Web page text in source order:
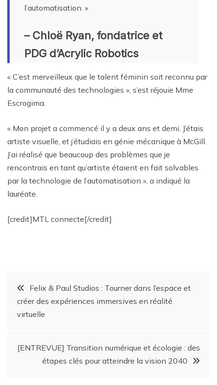
l’automatisation. »
– Chloë Ryan, fondatrice et
PDG d’Acrylic Robotics
« C’est merveilleux que le talent féminin soit reconnu par
la communauté des technologies », s’est réjouie Mme
Escrogima.
« Mon projet a commencé il y a deux ans et demi. J’étais
artiste visuelle, et j’étudiais en génie mécanique à McGill.
J’ai réalisé que beaucoup des problèmes que je
rencontrais en tant qu’artiste étaient en fait solvables
par la technologie de l’automatisation », a indiqué la
lauréate.
[credit]MTL connecte[/credit]
Felix & Paul Studios : Tourner dans l’espace et
créer des expériences immersives en réalité
virtuelle
[ENTREVUE] Transition numérique et écologie : des
étapes clés pour atteindre la vision 2040